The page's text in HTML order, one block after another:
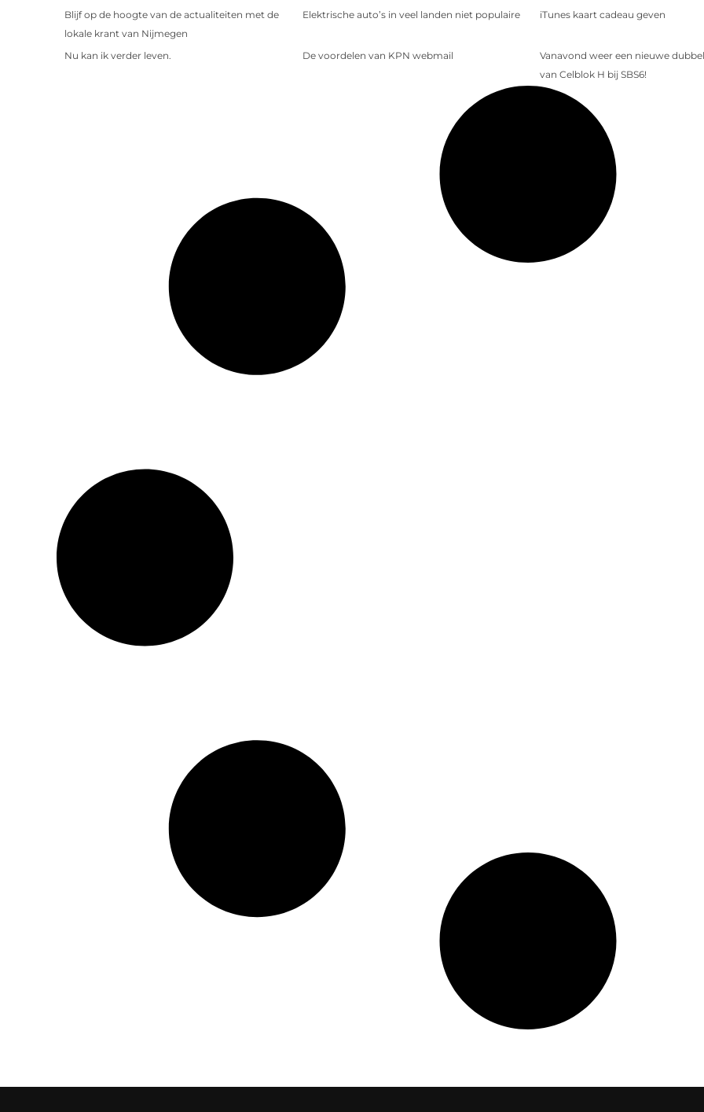
Blijf op de hoogte van de actualiteiten met de
lokale krant van Nijmegen
Elektrische auto’s in veel landen niet populaire iTunes kaart cadeau geven
Nu kan ik verder leven. De voordelen van KPN webmail
Vanavond weer een nieuwe
van Celblok H bij SBS6!